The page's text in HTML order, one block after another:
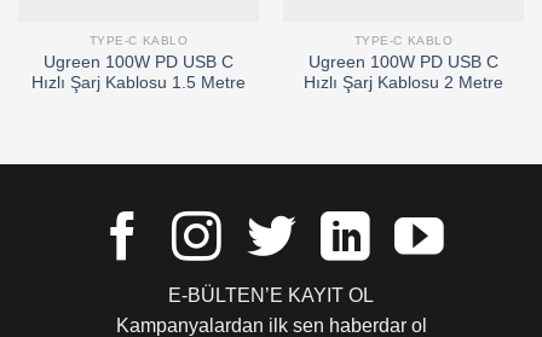
TYPE-C KABLO
Ugreen 100W PD USB C
Hızlı Şarj Kablosu 1.5 Metre
TYPE-C KABLO
Ugreen 100W PD USB C
Hızlı Şarj Kablosu 2 Metre
E-BÜLTEN’E KAYIT OL
Kampanyalardan ilk sen haberdar ol